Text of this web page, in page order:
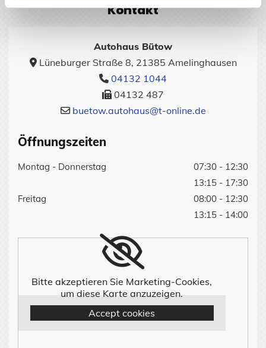
Kontakt
Autohaus Bütow
Lüneburger Straße 8, 21385 Amelinghausen
 04132 1044
 04132 487
 buetow.autohaus@t-online.de
Öffnungszeiten
Montag - Donnerstag
07:30 - 12:30
13:15 - 17:30
Freitag
08:00 - 12:30
13:15 - 14:00
Bitte akzeptieren Sie Marketing-Cookies,
um diese Karte anzuzeigen.
Accept cookies